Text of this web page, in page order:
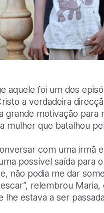
aquele foi um dos
a verdadeira
grande motivação
mulher que batalhou
com uma irmã
possível saída para
não podia me dar
relembrou
lhe estava a ser